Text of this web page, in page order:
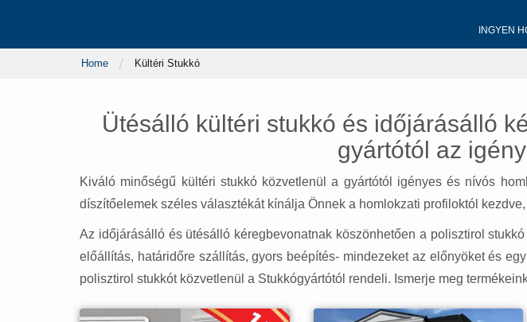
INGYEN
Home Kültéri Stukkó
Ütésálló kültéri stukkó és időjárásálló
gyártótól az
Kiváló minőségű kültéri stukkó közvetlenül a gyártótól igényes és nívós
díszítőelemek széles választékát kínálja Önnek a homlokzati profiloktól
Az időjárásálló és ütésálló kéregbevonatnak köszönhetően a polisztirol
előállítás, határidőre szállítás, gyors beépítés- mindezeket az előnyöket és
polisztirol stukkót közvetlenül a Stukkógyártótól rendeli. Ismerje meg